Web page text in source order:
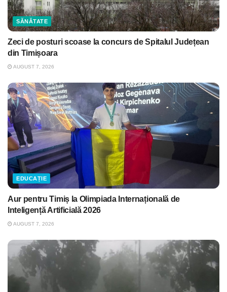
SĂNĂTATE
Zeci de posturi scoase la concurs de Spitalul Județean
din Timișoara
AUGUST 7, 2026
EDUCAȚIE
Aur pentru Timiș la Olimpiada Internațională de
Inteligență Artificială 2026
AUGUST 7, 2026